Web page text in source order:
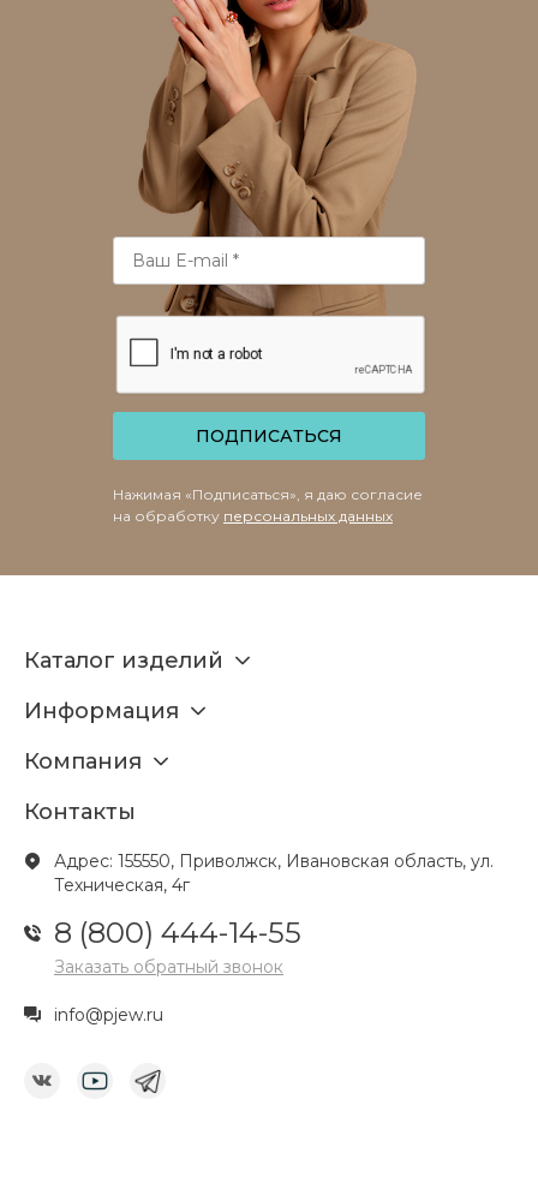
ПОДПИСАТЬСЯ
Нажимая «Подписаться», я даю согласие
на обработку персональных данных
Каталог изделий
Информация
Компания
Контакты
Адрес: 155550, Приволжск, Ивановская область, ул.
Техническая, 4г
8 (800) 444-14-55
Заказать обратный звонок
info@pjew.ru